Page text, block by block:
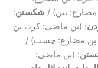
بین) / شکستن:
: (بن ماضی: کرد، بن
بن مضارع: چسب) /
: (بن ماضی: